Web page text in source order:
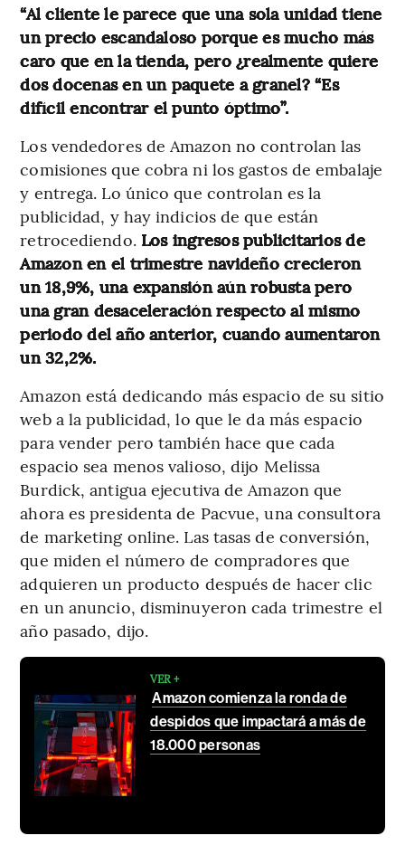
“Al cliente le parece que una sola unidad tiene
un precio escandaloso porque es mucho más
caro que en la tienda, pero ¿realmente quiere
dos docenas en un paquete a granel? “Es
difícil encontrar el punto óptimo”.
Los vendedores de Amazon no controlan las
comisiones que cobra ni los gastos de embalaje
y entrega. Lo único que controlan es la
publicidad, y hay indicios de que están
retrocediendo. Los ingresos publicitarios de
Amazon en el trimestre navideño crecieron
un 18,9%, una expansión aún robusta pero
una gran desaceleración respecto al mismo
periodo del año anterior, cuando aumentaron
un 32,2%.
Amazon está dedicando más espacio de su sitio
web a la publicidad, lo que le da más espacio
para vender pero también hace que cada
espacio sea menos valioso, dijo Melissa
Burdick, antigua ejecutiva de Amazon que
ahora es presidenta de Pacvue, una consultora
de marketing online. Las tasas de conversión,
que miden el número de compradores que
adquieren un producto después de hacer clic
en un anuncio, disminuyeron cada trimestre el
año pasado, dijo.
VER +
Amazon comienza la ronda de
despidos que impactará a más de
18.000 personas